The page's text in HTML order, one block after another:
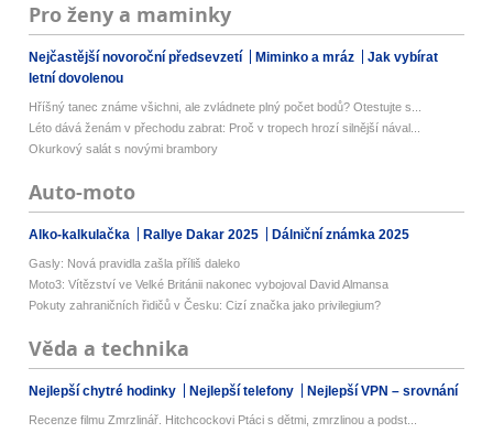
Pro ženy a maminky
Nejčastější novoroční předsevzetí Miminko a mráz
Jak vybírat
letní dovolenou
Hříšný tanec známe všichni, ale zvládnete plný počet bodů? Otestujte s...
Léto dává ženám v přechodu zabrat: Proč v tropech hrozí silnější nával...
Okurkový salát s novými brambory
Auto-moto
Alko-kalkulačka Rallye Dakar 2025 Dálniční známka 2025
Gasly: Nová pravidla zašla příliš daleko
Moto3: Vítězství ve Velké Británii nakonec vybojoval David Almansa
Pokuty zahraničních řidičů v Česku: Cizí značka jako privilegium?
Věda a technika
Nejlepší chytré hodinky Nejlepší telefony Nejlepší VPN – srovnání
Recenze filmu Zmrzlinář. Hitchcockovi Ptáci s dětmi, zmrzlinou a podst...